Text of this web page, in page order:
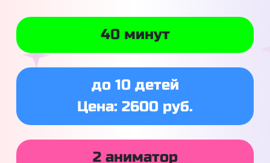
40 минут
до 10 детей
Цена: 2600 руб.
2 аниматор